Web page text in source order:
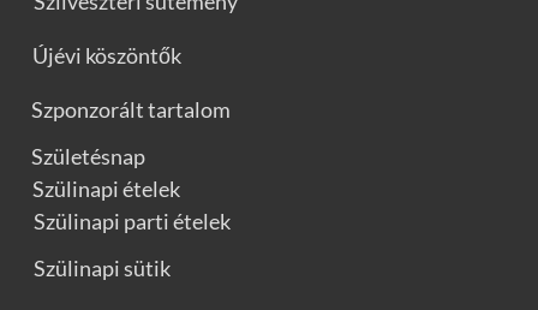
Újévi köszöntők
Szponzorált tartalom
Születésnap
Szülinapi ételek
Szülinapi parti ételek
Szülinapi sütik